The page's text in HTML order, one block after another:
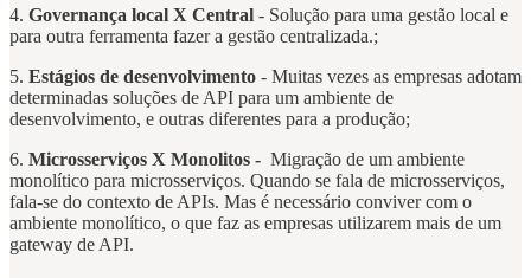
4. Governança local X Central - Solução para uma gestão local e
para outra ferramenta fazer a gestão centralizada.;
5. Estágios de desenvolvimento - Muitas vezes as empresas adotam
determinadas soluções de API para um ambiente de
desenvolvimento, e outras diferentes para a produção;
6. Microsserviços X Monolitos - Migração de um ambiente
monolítico para microsserviços. Quando se fala de microsserviços,
fala-se do contexto de APIs. Mas é necessário conviver com o
ambiente monolítico, o que faz as empresas utilizarem mais de um
gateway de API.